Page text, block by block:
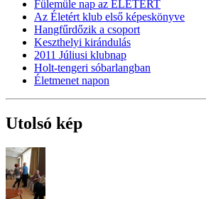
Fülemüle nap az ÉLETÉRT
Az Életért klub első képeskönyve
Hangfűrdőzik a csoport
Keszthelyi kirándulás
2011 Júliusi klubnap
Holt-tengeri sóbarlangban
Életmenet napon
Utolsó kép